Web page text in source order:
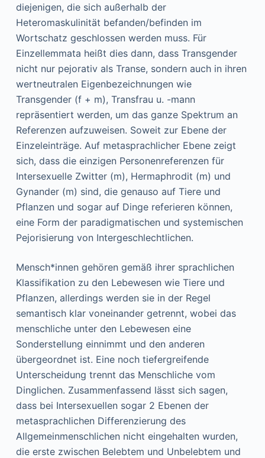
diejenigen, die sich außerhalb der
Heteromaskulinität befanden/befinden im
Wortschatz geschlossen werden muss. Für
Einzellemmata heißt dies dann, dass Transgender
nicht nur pejorativ als Transe, sondern auch in ihren
wertneutralen Eigenbezeichnungen wie
Transgender (f + m), Transfrau u. -mann
repräsentiert werden, um das ganze Spektrum an
Referenzen aufzuweisen. Soweit zur Ebene der
Einzeleinträge. Auf metasprachlicher Ebene zeigt
sich, dass die einzigen Personenreferenzen für
Intersexuelle Zwitter (m), Hermaphrodit (m) und
Gynander (m) sind, die genauso auf Tiere und
Pflanzen und sogar auf Dinge referieren können,
eine Form der paradigmatischen und systemischen
Pejorisierung von Intergeschlechtlichen.
Mensch*innen gehören gemäß ihrer sprachlichen
Klassifikation zu den Lebewesen wie Tiere und
Pflanzen, allerdings werden sie in der Regel
semantisch klar voneinander getrennt, wobei das
menschliche unter den Lebewesen eine
Sonderstellung einnimmt und den anderen
übergeordnet ist. Eine noch tiefergreifende
Unterscheidung trennt das Menschliche vom
Dinglichen. Zusammenfassend lässt sich sagen,
dass bei Intersexuellen sogar 2 Ebenen der
metasprachlichen Differenzierung des
Allgemeinmenschlichen nicht eingehalten wurden,
die erste zwischen Belebtem und Unbelebtem und